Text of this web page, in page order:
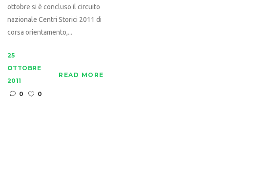
ottobre si è concluso il circuito
nazionale Centri Storici 2011 di
corsa orientamento,...
25
OTTOBRE
2011
0
0
READ MORE